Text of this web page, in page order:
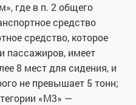
где в п. 2 общего
средство
средство, которое
пассажиров, имеет
8 мест для сидения, и
не превышает 5 тонн;
«M3» —